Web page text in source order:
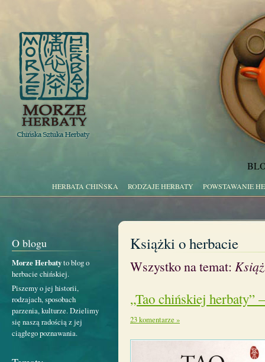
HERBATA CHIŃSKA RODZAJE HERBATY POWSTAWANIE
O blogu
Morze Herbatyto blog o
herbacie chińskiej.
Piszemy o jej historii,
rodzajach, sposobach
parzenia, kulturze. Dzielimy
się naszą radością z jej
ciągłego poznawania.
Książki o herbacie
Wszystko na temat:
„Tao chińskiej herbaty”
23 komentarze »